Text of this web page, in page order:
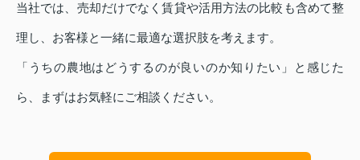
当社では、売却だけでなく賃貸や活用方法の比較も含めて整
理し、お客様と一緒に最適な選択肢を考えます。
「うちの農地はどうするのが良いのか知りたい」と感じた
ら、まずはお気軽にご相談ください。